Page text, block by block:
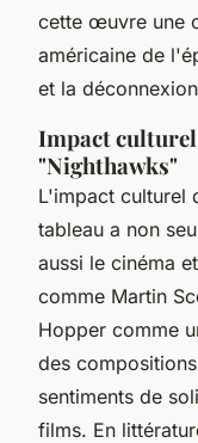
cette œuvre une
américaine de
et la
Impact
"Nighthawks"
L'impact culturel
tableau a non
aussi le cinéma
comme Martin
Hopper comme
des
sentiments de
films. En